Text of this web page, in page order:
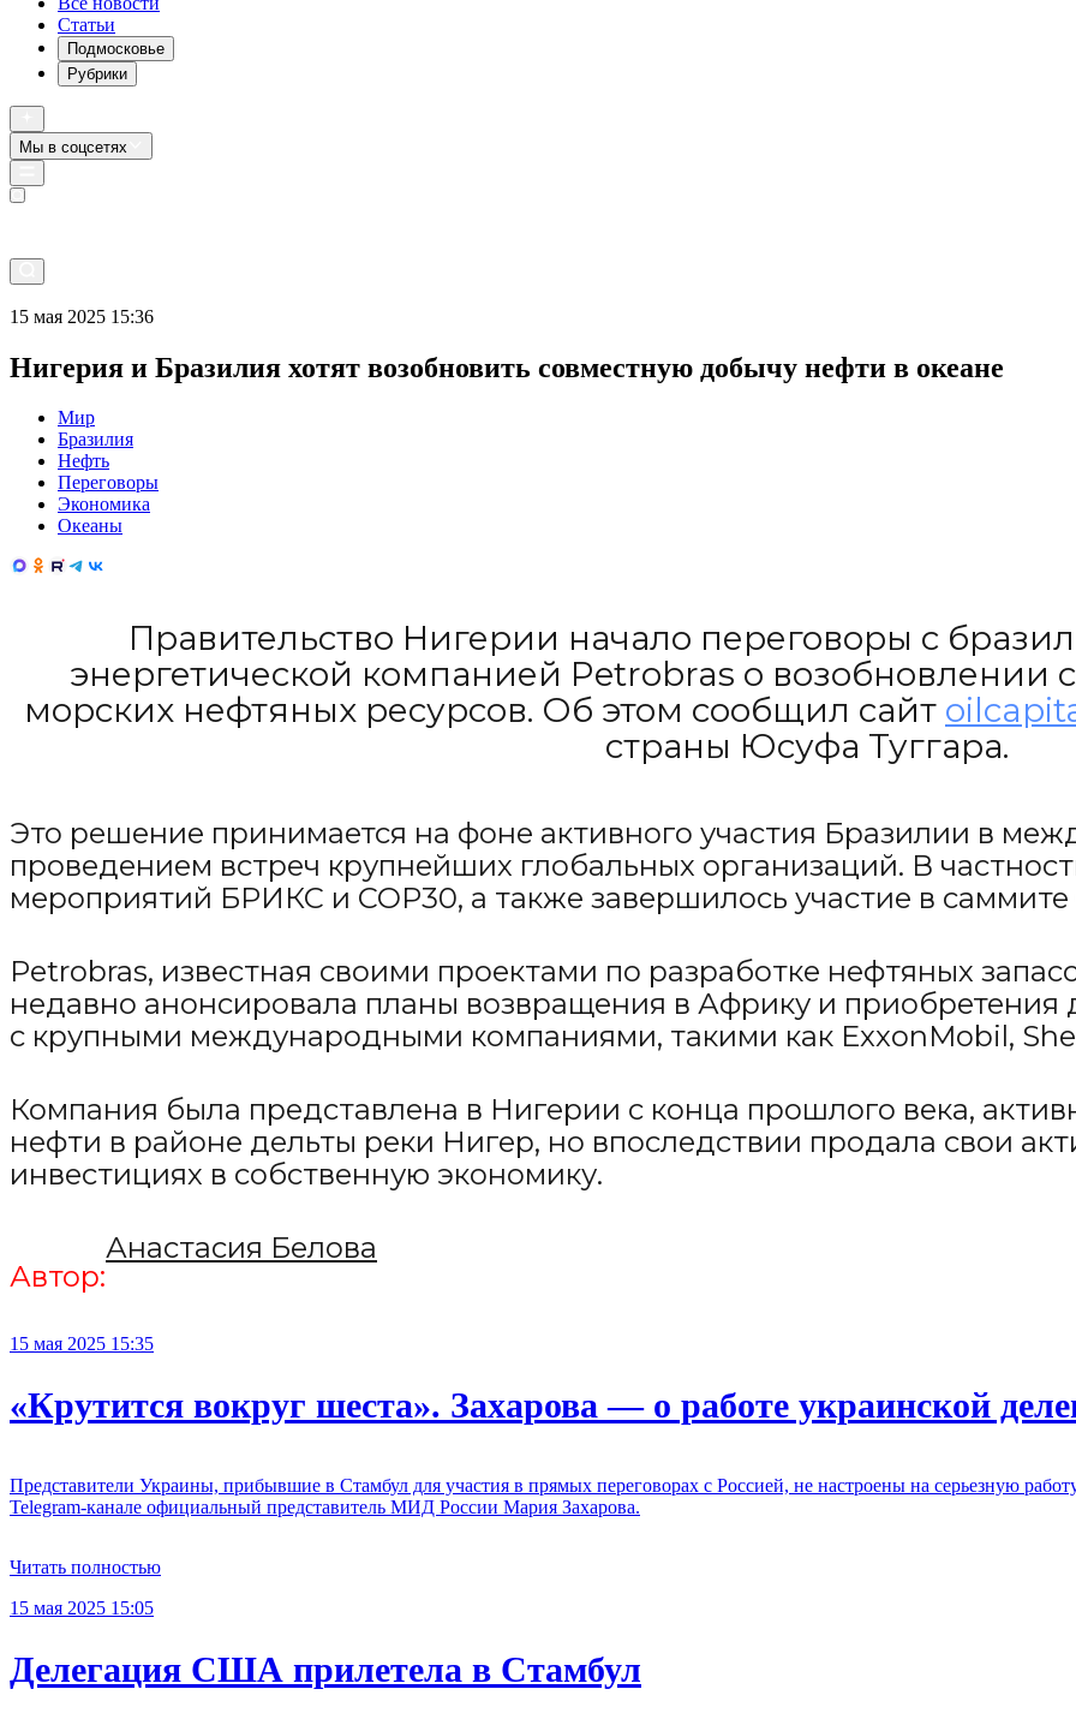
Статьи
Подмосковье
Рубрики
Мы в соцсетях
15 мая 2025 15:36
Нигерия и Бразилия хотят возобновить совместную добычу нефти в океане
Мир
Бразилия
Нефть
Переговоры
Экономика
Океаны
Правительство Нигерии начало переговоры с
энергетической компанией Petrobras о возобновлении
морских нефтяных ресурсов. Об этом сообщил сайт
страны Юсуфа Туггара.
Это решение принимается на фоне активного участия Бразилии в
проведением встреч крупнейших глобальных организаций. В
мероприятий БРИКС и COP30, а также завершилось участие в саммите
Petrobras, известная своими проектами по разработке нефтяных
недавно анонсировала планы возвращения в Африку и приобретения
с крупными международными компаниями, такими как ExxonMobil,
Компания была представлена в Нигерии с конца прошлого века,
нефти в районе дельты реки Нигер, но впоследствии продала свои
инвестициях в собственную экономику.
Автор:
Анастасия Белова
15 мая 2025 15:35
«Крутится вокруг шеста». Захарова — о работе украинской
Представители Украины, прибывшие в Стамбул для участия в прямых переговорах с Россией, не настроены на серьезную
Telegram-канале официальный представитель МИД России Мария Захарова.
Читать полностью
15 мая 2025 15:05
Делегация США прилетела в Стамбул